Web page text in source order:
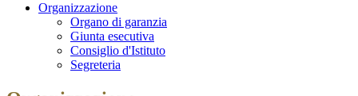
Organizzazione
Organo di garanzia
Giunta esecutiva
Consiglio d'Istituto
Segreteria